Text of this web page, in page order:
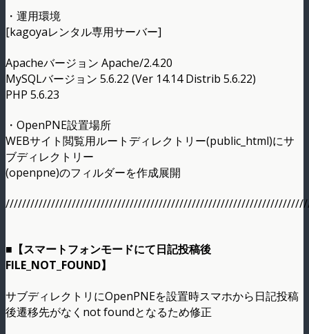
・運用環境
[kagoyaレンタル専用サーバー]
Apacheバージョン Apache/2.4.20
MySQLバージョン 5.6.22 (Ver 14.14 Distrib 5.6.22)
PHP 5.6.23
・OpenPNE設置場所
WEBサイト閲覧用ルートディレクトリー(public_html)にサ
ブディレクトリー
(openpne)のフィルダーを作成展開
■【スマートフォンモードにて日記投稿後
FILE_NOT_FOUND】
サブディレクトリにOpenPNEを設置時スマホから日記投稿
後遷移先がなくnot foundとなるため修正